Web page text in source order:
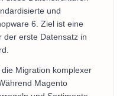
und
6. Ziel ist eine
der erste Datensatz in
Migration komplexer
Magento